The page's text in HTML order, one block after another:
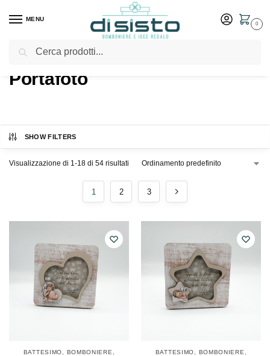
MENU
0
Home Shop Prodotti taggati “Portafoto”
Portafoto
SHOW FILTERS
Visualizzazione di 1-18 di 54 risultati
1 2 3
BATTESIMO BOMBONIERE BATTESIMO BOMBONIERE